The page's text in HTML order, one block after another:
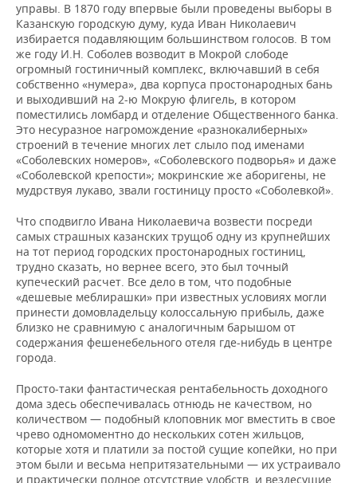
управы. В 1870 году впервые были проведены выборы в
Казанскую городскую думу, куда Иван Николаевич
избирается подавляющим большинством голосов. В том
же году И.Н. Соболев возводит в Мокрой слободе
огромный гостиничный комплекс, включавший в себя
собственно «нумера», два корпуса простонародных бань
и выходивший на 2-ю Мокрую флигель, в котором
поместились ломбард и отделение Общественного банка.
Это несуразное нагромождение «разнокалиберных»
строений в течение многих лет слыло под именами
«Соболевских номеров», «Соболевского подворья» и даже
«Соболевской крепости»; мокринские же аборигены, не
мудрствуя лукаво, звали гостиницу просто «Соболевкой».
Что сподвигло Ивана Николаевича возвести посреди
самых страшных казанских трущоб одну из крупнейших
на тот период городских простонародных гостиниц,
трудно сказать, но вернее всего, это был точный
купеческий расчет. Все дело в том, что подобные
«дешевые меблирашки» при известных условиях могли
принести домовладельцу колоссальную прибыль, даже
близко не сравнимую с аналогичным барышом от
содержания фешенебельного отеля где-нибудь в центре
города.
Просто-таки фантастическая рентабельность доходного
дома здесь обеспечивалась отнюдь не качеством, но
количеством — подобный клоповник мог вместить в свое
чрево одномоментно до нескольких сотен жильцов,
которые хотя и платили за постой сущие копейки, но при
этом были и весьма непритязательными — их устраивало
и практически полное отсутствие удобств, и вездесущие